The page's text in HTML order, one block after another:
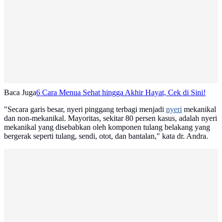
Baca Juga6 Cara Menua Sehat hingga Akhir Hayat, Cek di Sini!
"Secara garis besar, nyeri pinggang terbagi menjadi nyeri mekanikal
dan non-mekanikal. Mayoritas, sekitar 80 persen kasus, adalah nyeri
mekanikal yang disebabkan oleh komponen tulang belakang yang
bergerak seperti tulang, sendi, otot, dan bantalan," kata dr. Andra.